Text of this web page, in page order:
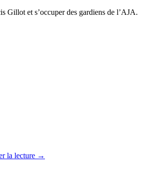
Gillot et s’occuper des gardiens de l’AJA.
la lecture →